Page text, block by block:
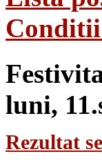
Conditii
luni,
Rezultat